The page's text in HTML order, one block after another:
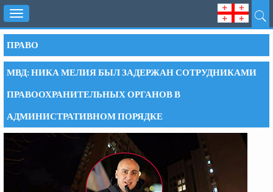
Toggle
navigation
ПРАВО
МВД: НИКА МЕЛИЯ БЫЛ ЗАДЕРЖАН СОТРУДНИКАМИ
ПРАВООХРАНИТЕЛЬНЫХ ОРГАНОВ В
АДМИНИСТРАТИВНОМ ПОРЯДКЕ